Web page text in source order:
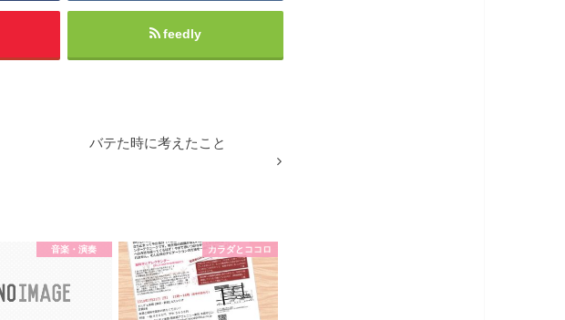
feedly
バテた時に考えたこと
音楽・演奏 カラダとココロ